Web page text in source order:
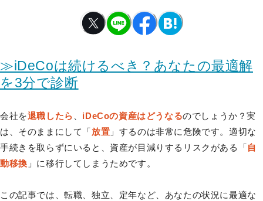
≫iDeCoは続けるべき？あなたの最適解
を3分で診断
会社を退職したら iDeCoの資産はどうなるのでしょうか？実
は、そのままにして「放置 」するのは非常に危険です。適切な
手続きを取らずにいると、資産が目減りするリスクがある「自
動移換 」に移行してしまうためです。
この記事では、転職、独立、定年など、あなたの状況に最適な